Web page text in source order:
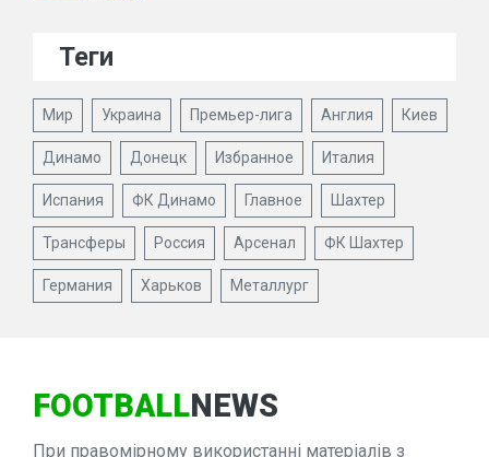
Теги
Мир Украина Премьер-лига Англия Киев
Динамо Донецк Избранное Италия
Испания ФК Динамо Главное Шахтер
Трансферы Россия Арсенал ФК Шахтер
Германия Харьков Металлург
FOOTBALLNEWS
При правомірному використанні матеріалів з